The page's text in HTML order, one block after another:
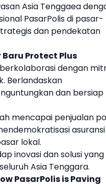
Asia Tenggaea
PasarPolisdi pasar-
dan pendekatan
Protect Plus
dengan
Berlandaskan
dan bersiap
mencapai penjualan
asuransi
lokal.
inovasi dan solusi yang
Asia Tenggara.
PasarPolis is Paving